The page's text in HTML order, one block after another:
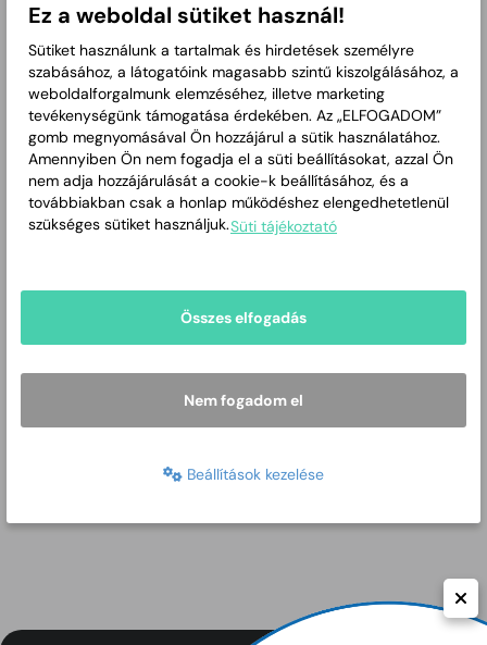
világhírű játékvezető
életútja
Ónodi Henrietta
olimpiai bajnoki
címe
Ónodi Henrietta
(Békéscsaba, 1974. május
22. –) olimpiai bajnok
Ez a weboldal sütiket használ!
Sütiket használunk a tartalmak és hirdetések személyre
szabásához, a látogatóink magasabb szintű kiszolgálásához, a
weboldalforgalmunk elemzéséhez, illetve marketing
tevékenységünk támogatása érdekében. Az „ELFOGADOM”
gomb megnyomásával Ön hozzájárul a sütik használatához.
Amennyiben Ön nem fogadja el a süti beállításokat, azzal Ön
nem adja hozzájárulását a cookie-k beállításához, és a
továbbiakban csak a honlap működéshez elengedhetetlenül
szükséges sütiket használjuk.Süti tájékoztató
Összes elfogadás
Nem fogadom el
Beállítások kezelése